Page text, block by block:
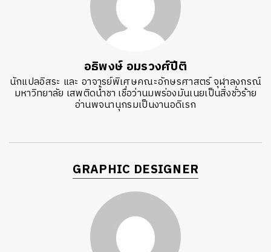
อธิพงษ์ อมรวงศ์ปีติ
นักแปลอิสระ และ อาจารย์พิเศษคณะอักษรศาสตร์ จุฬาลงกรณ์
มหาวิทยาลัย เสพติดน้ำชา เชื่อว่านมพร่องมันเนยเป็นสิ่งชั่วร้าย
อ่านพจนานุกรมเป็นงานอดิเรก
GRAPHIC DESIGNER